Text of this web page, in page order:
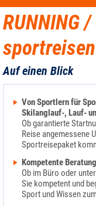
RUNNING
sportreisen
Auf einen Blick
Von Sportlern für
Skilanglauf-, Lauf-
Ob garantierte
Reise angemessene
Sportreisepaket
Kompetente
Ob im Büro oder
Sie kompetent und
Sport und Wissen